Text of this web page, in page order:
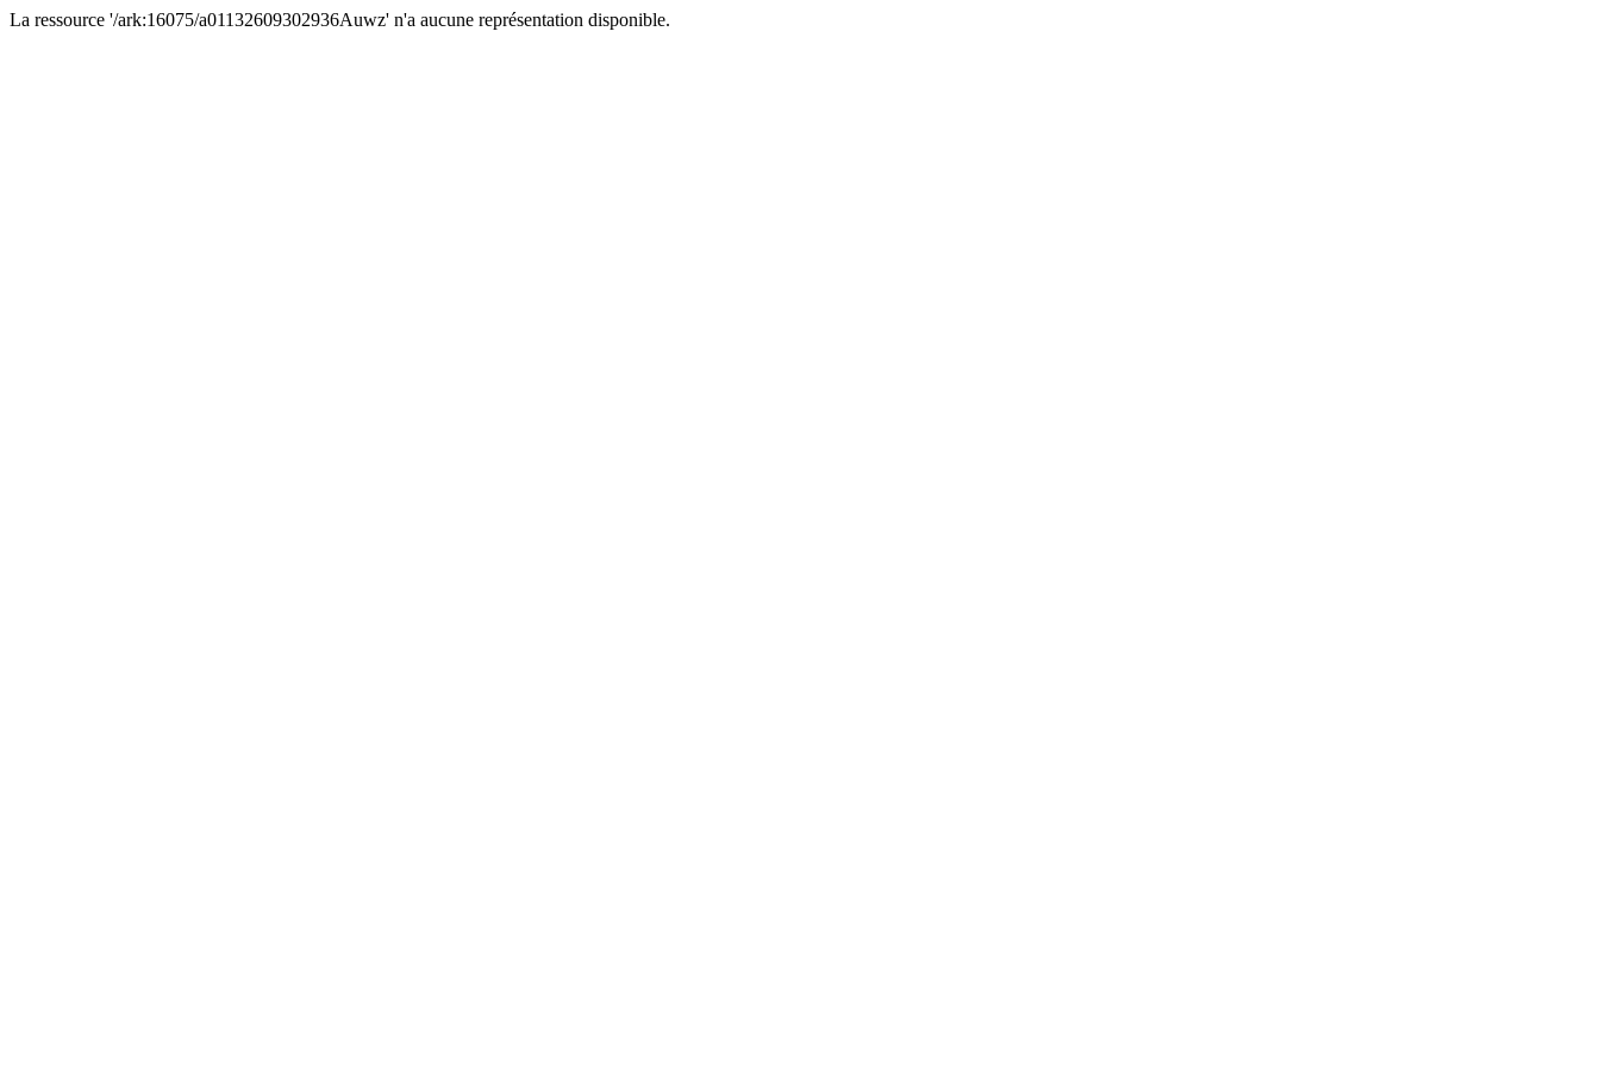
La ressource '/ark:16075/a01132609302936Auwz' n'a aucune représentation disponible.